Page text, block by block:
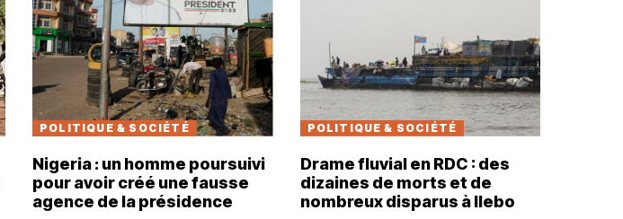
POLITIQUE & SOCIÉTÉ
Nigeria : un homme poursuivi
pour avoir créé une fausse
agence de la présidence
POLITIQUE & SOCIÉTÉ
Drame fluvial en RDC : des
dizaines de morts et de
nombreux disparus à Ilebo